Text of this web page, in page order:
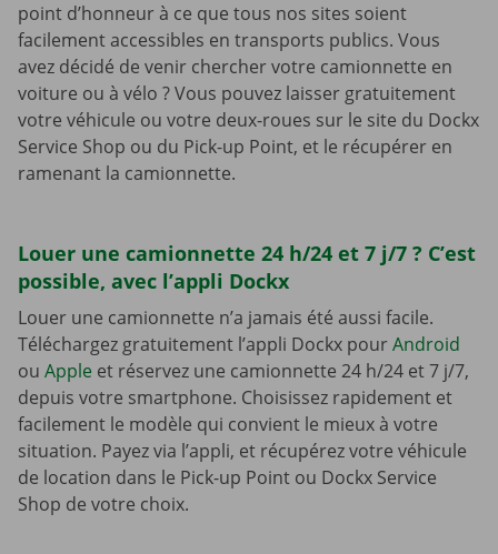
point d’honneur à ce que tous nos sites soient
facilement accessibles en transports publics. Vous
avez décidé de venir chercher votre camionnette en
voiture ou à vélo ? Vous pouvez laisser gratuitement
votre véhicule ou votre deux-roues sur le site du Dockx
Service Shop ou du Pick-up Point, et le récupérer en
ramenant la camionnette.
Louer une camionnette 24 h/24 et 7 j/7 ? C’est
possible, avec l’appli Dockx
Louer une camionnette n’a jamais été aussi facile.
Téléchargez gratuitement l’appli Dockx pourAndroid
ou Apple et réservez une camionnette 24 h/24 et 7 j/7,
depuis votre smartphone. Choisissez rapidement et
facilement le modèle qui convient le mieux à votre
situation. Payez via l’appli, et récupérez votre véhicule
de location dans le Pick-up Point ou Dockx Service
Shop de votre choix.